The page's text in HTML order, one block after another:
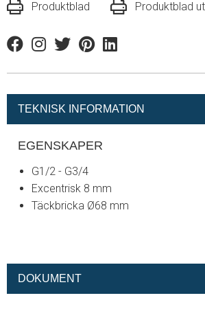
Produktblad Produktblad
FacebookInstagram
TwitterPinterestLinkedin
TEKNISK INFORMATION
EGENSKAPER
G1/2 - G3/4
Excentrisk 8 mm
Täckbricka Ø68 mm
DOKUMENT